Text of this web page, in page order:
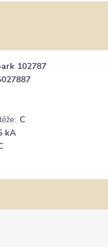
Široký výběr, milý a
jedině doporučit.
102787
C
kA